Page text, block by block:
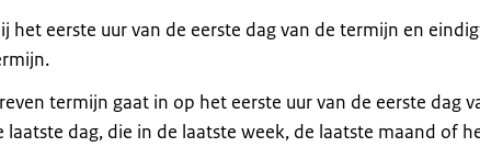
het eerste uur van de eerste dag van de termijn en
termijn gaat in op het eerste uur van de eerste dag
dag, die in de laatste week, de laatste maand of